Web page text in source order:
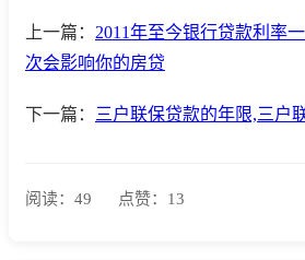
上一篇： 2011年至今银行贷款利率
次会影响你的房贷
下一篇： 三户联保贷款的年限,三户
阅读：49 点赞：13